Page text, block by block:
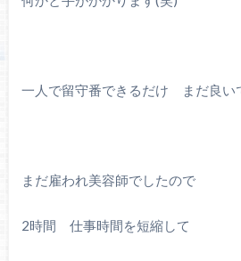
一人で留守番できるだけ まだ良い
まだ雇われ美容師でしたので
2時間 仕事時間を短縮して